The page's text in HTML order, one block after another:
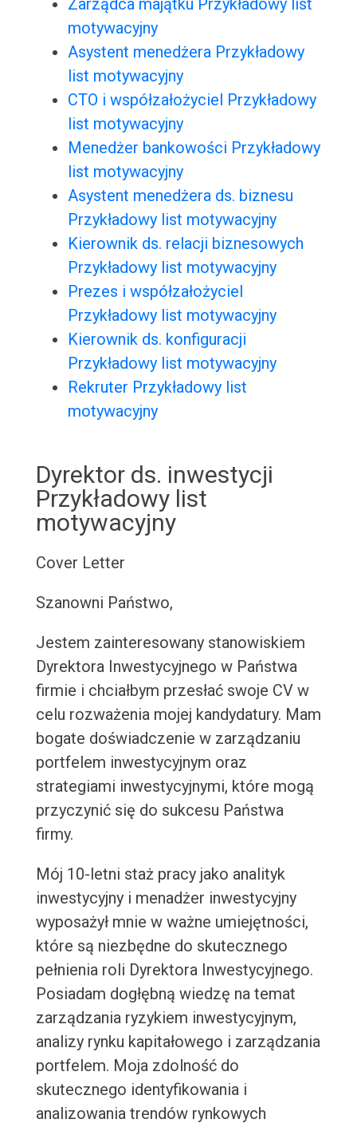
Zarządca majątku Przykładowy list
motywacyjny
Asystent menedżera Przykładowy
list motywacyjny
CTO i współzałożyciel Przykładowy
list motywacyjny
Menedżer bankowości Przykładowy
list motywacyjny
Asystent menedżera ds. biznesu
Przykładowy list motywacyjny
Kierownik ds. relacji biznesowych
Przykładowy list motywacyjny
Prezes i współzałożyciel
Przykładowy list motywacyjny
Kierownik ds. konfiguracji
Przykładowy list motywacyjny
Rekruter Przykładowy list
motywacyjny
Dyrektor ds. inwestycji
Przykładowy list
motywacyjny
Cover Letter
Szanowni Państwo,
Jestem zainteresowany stanowiskiem
Dyrektora Inwestycyjnego w Państwa
firmie i chciałbym przesłać swoje CV w
celu rozważenia mojej kandydatury. Mam
bogate doświadczenie w zarządzaniu
portfelem inwestycyjnym oraz
strategiami inwestycyjnymi, które mogą
przyczynić się do sukcesu Państwa
firmy.
Mój 10-letni staż pracy jako analityk
inwestycyjny i menadżer inwestycyjny
wyposażył mnie w ważne umiejętności,
które są niezbędne do skutecznego
pełnienia roli Dyrektora Inwestycyjnego.
Posiadam dogłębną wiedzę na temat
zarządzania ryzykiem inwestycyjnym,
analizy rynku kapitałowego i zarządzania
portfelem. Moja zdolność do
skutecznego identyfikowania i
analizowania trendów rynkowych